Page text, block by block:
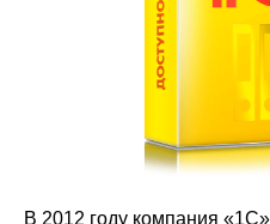
В 2012 году компания